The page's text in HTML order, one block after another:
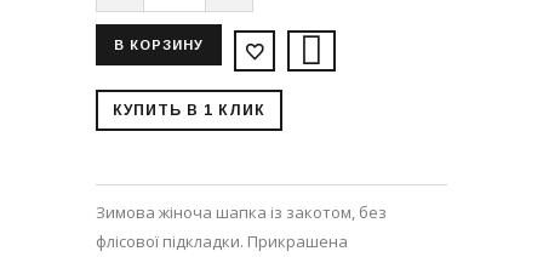
КУПИТЬ В 1 КЛИК
Зимова жіноча шапка із закотом, без
флісової підкладки. Прикрашена